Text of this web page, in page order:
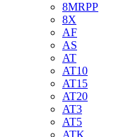
8MRPP
8X
AF
AS
AT
AT10
AT15
AT20
AT3
AT5
ATK